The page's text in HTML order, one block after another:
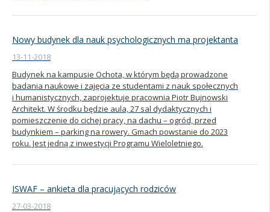
Nowy budynek dla nauk psychologicznych ma projektanta
13-11-2018
Budynek na kampusie Ochota, w którym będą prowadzone
badania naukowe i zajęcia ze studentami z nauk społecznych
i humanistycznych, zaprojektuje pracownia Piotr Bujnowski
Architekt. W środku będzie aula, 27 sal dydaktycznych i
pomieszczenie do cichej pracy, na dachu – ogród, przed
budynkiem – parking na rowery. Gmach powstanie do 2023
roku. Jest jedną z inwestycji Programu Wieloletniego.
ISWAF – ankieta dla pracujących rodziców
27-03-2018